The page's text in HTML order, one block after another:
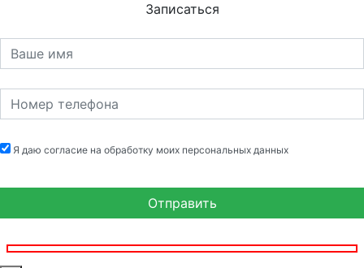
Записаться
Я даю согласие на обработку моих персональных данных